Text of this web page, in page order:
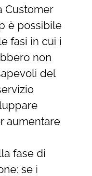
Customer
è possibile
fasi in cui i
non
del
aumentare
fase di
se i